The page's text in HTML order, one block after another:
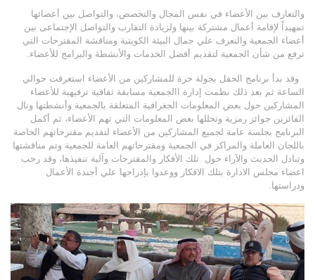
والتعارف بين الأعضاء في نفس المجال والتخصص، والتواصل بين أعضائها
تمهيداً لإقامة أعمال مشتركة بينها ولزيادة التقارب والتواصل الإجتماعى بين
أعضاء الجمعية والتعرف علي جمال البيئة الكويتية ومناقشة المقترحات التي
ترفع من شأن الجمعية لتقديم أفضل الخدمات والأنشطة والبرامج للأعضاء.
وقد بدأ برنامج الحفل بجولة حرة للمشاركين من الأعضاء استغرقت حوالي
الساعة ثم بعد ذلك نظمت إدارة االجمعية مسابقة ثقافية ترفيهية للأعضاء
المشاركين حول بعض المعلومات الجغرافية المتعلقة بالجمعية وأنشطتها ونال
الفائزين جوائز رمزية وتخللها بعض المعلومات التي تهم الأعضاء، ثم أكمل
البرنامج بجلسة عامة لجميع المشاركين من الأعضاء لتقديم مقترحاتهم الخاصة
باللجان العاملة والمراكز في الجمعية ومقترحاتهم العامة للجمعية وتم مناقشتها
وتبادل الحديث والآراء حول تلك الأفكار والمقترحات وآلية تنفيذها، وقد رحب
اعضاء مجلس الادارة بتلك الافكار ووعدوا بإدراجها علي أجندة الأعمال
ودراستها.